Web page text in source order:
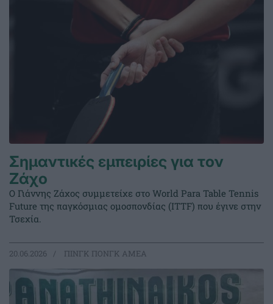
Σημαντικές εμπειρίες για τον
Ζάχο
Ο Γιάννης Ζάχος συμμετείχε στο World Para Table Tennis
Future της παγκόσμιας ομοσπονδίας (ITTF) που έγινε στην
Τσεχία.
20.06.2026 ΠΙΝΓΚ ΠΟΝΓΚ ΑΜΕΑ